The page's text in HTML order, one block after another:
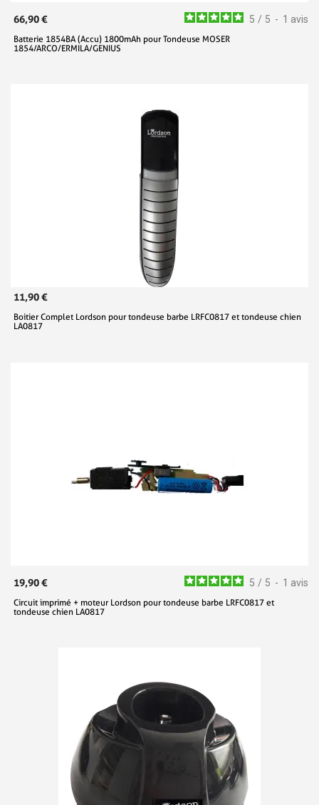
5 / 5 - 1 avis
66,90 €
Batterie 1854BA (Accu) 1800mAh pour Tondeuse MOSER
1854/ARCO/ERMILA/GENIUS
11,90 €
Boitier Complet Lordson pour tondeuse barbe LRFC0817 et tondeuse chien
LA0817
5 / 5 - 1 avis
19,90 €
Circuit imprimé + moteur Lordson pour tondeuse barbe LRFC0817 et
tondeuse chien LA0817